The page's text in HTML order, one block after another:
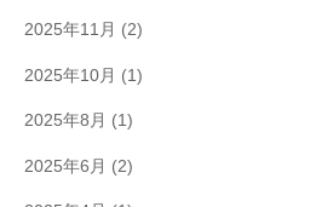
2025年11月 (2)
2025年10月 (1)
2025年8月 (1)
2025年6月 (2)